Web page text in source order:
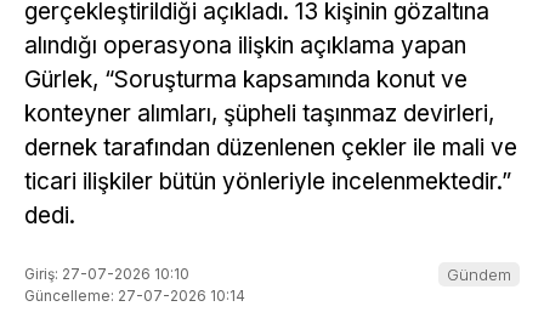
gerçekleştirildiği açıkladı. 13 kişinin gözaltına
alındığı operasyona ilişkin açıklama yapan
Gürlek, “Soruşturma kapsamında konut ve
konteyner alımları, şüpheli taşınmaz devirleri,
dernek tarafından düzenlenen çekler ile mali ve
ticari ilişkiler bütün yönleriyle incelenmektedir.”
dedi.
Giriş: 27-07-2026 10:10
Güncelleme: 27-07-2026 10:14
Gündem